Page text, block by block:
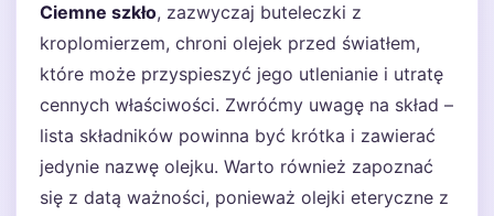
Ciemne szkło, zazwyczaj buteleczki z
kroplomierzem, chroni olejek przed światłem,
które może przyspieszyć jego utlenianie i utratę
cennych właściwości. Zwróćmy uwagę na skład –
lista składników powinna być krótka i zawierać
jedynie nazwę olejku. Warto również zapoznać
się z datą ważności, ponieważ olejki eteryczne z